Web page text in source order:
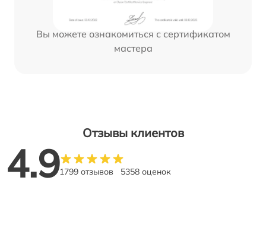
Вы можете ознакомиться с сертификатом
мастера
Отзывы клиентов
4.91799 отзывов 5358 оценок